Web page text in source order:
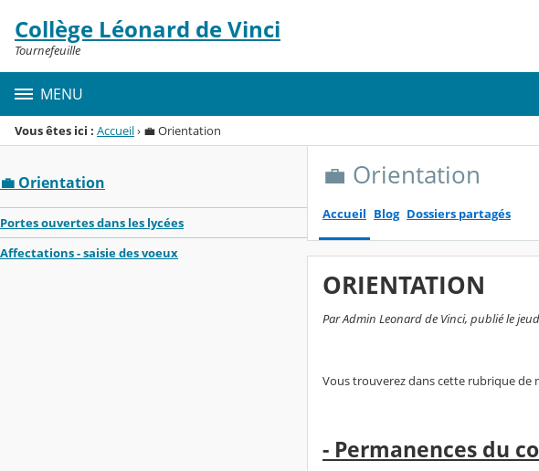
Menu de la rubrique
Contenu
Collège Léonard de Vinci
Tournefeuille
MENU
Vous êtes ici : Accueil› 💼 Orientation
💼 Orientation
Portes ouvertes dans les lycées
Affectations - saisie des voeux
💼 Orientation
Accueil Blog Dossiers partagés
ORIENTATION
Par Admin Leonard de Vinci, publié le
Vous trouverez dans cette rubrique
- Permanences du